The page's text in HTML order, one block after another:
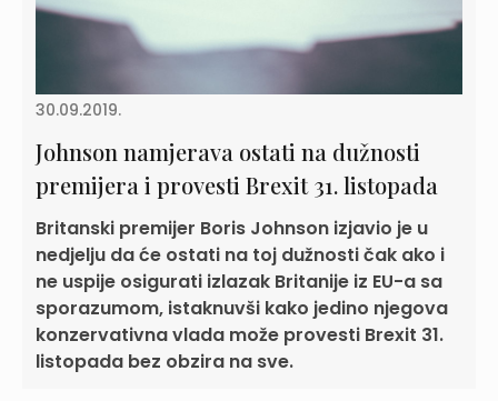
30.09.2019.
Johnson namjerava ostati na dužnosti
premijera i provesti Brexit 31. listopada
Britanski premijer Boris Johnson izjavio je u
nedjelju da će ostati na toj dužnosti čak ako i
ne uspije osigurati izlazak Britanije iz EU-a sa
sporazumom, istaknuvši kako jedino njegova
konzervativna vlada može provesti Brexit 31.
listopada bez obzira na sve.